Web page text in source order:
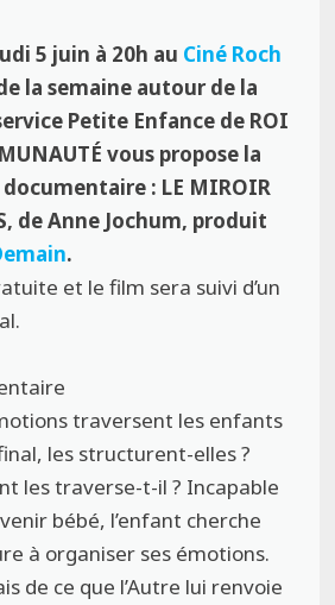
5 juin à 20h au Ciné Roch
la semaine autour de la
Petite Enfance de ROI
vous propose la
: LE MIROIR
de Anne Jochum, produit
.
et le film sera suivi d’un
traversent les enfants
les structurent-elles ?
les traverse-t-il ? Incapable
bébé, l’enfant cherche
à organiser ses émotions.
de ce que l’Autre lui renvoie